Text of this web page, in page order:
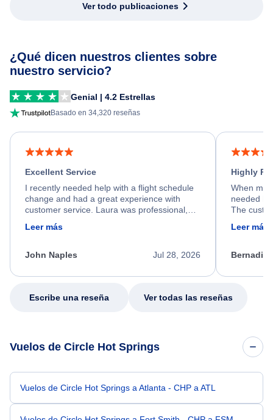
Ver todo publicaciones
¿Qué dicen nuestros clientes sobre
nuestro servicio?
Genial | 4.2 Estrellas
Basado en 34,320 reseñas
Excellent Service
I recently needed help with a flight schedule
change and had a great experience with
customer service. Laura was professional,
friendly, and very helpful throughout the
process. She quickly found a solution and
appreciate her excellent service.
Leer más
Jul 28, 2026
John Naples
Highly
When my
needed
The
calm,
my issue.
Leer más
Escribe una reseña Ver todas las reseñas
Vuelos de Circle Hot Springs
Vuelos de Circle Hot Springs a Atlanta - CHP a ATL